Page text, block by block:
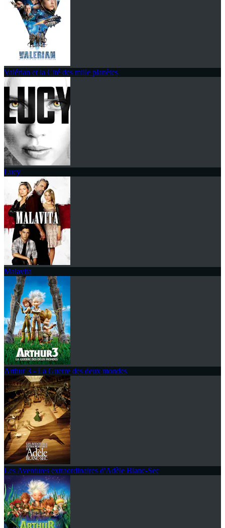
Valérian et la Cité des mille planètes
Lucy
Malavita
Arthur 3 - La Guerre des deux mondes
Les Aventures extraordinaires d'Adèle Blanc-Sec